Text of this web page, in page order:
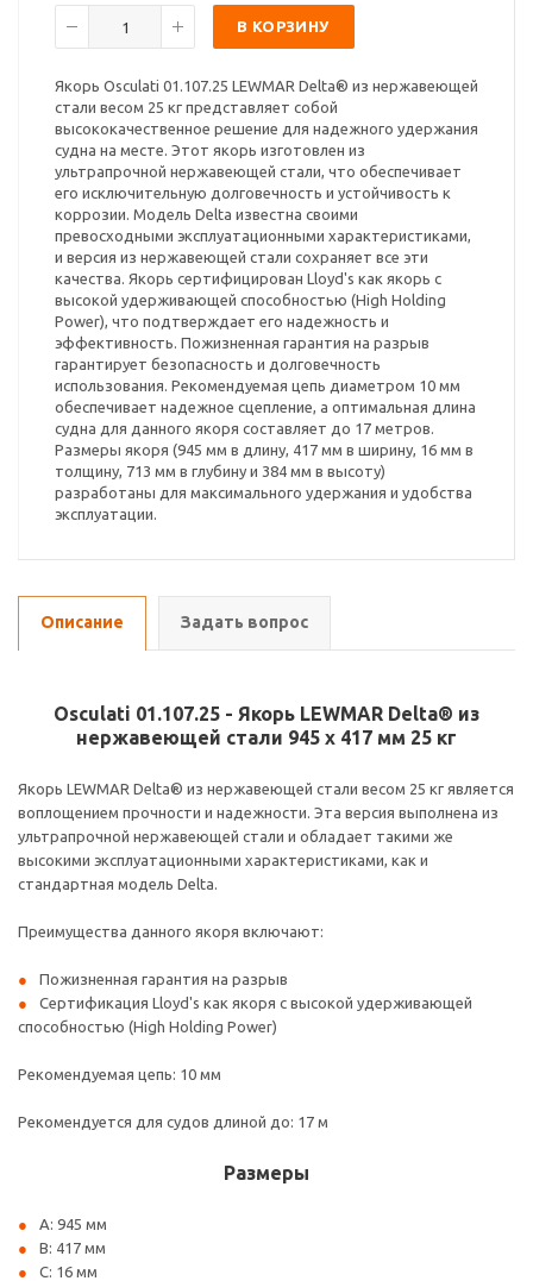
В КОРЗИНУ
Якорь Osculati 01.107.25 LEWMAR Delta® из нержавеющей
стали весом 25 кг представляет собой
высококачественное решение для надежного удержания
судна на месте. Этот якорь изготовлен из
ультрапрочной нержавеющей стали, что обеспечивает
его исключительную долговечность и устойчивость к
коррозии. Модель Delta известна своими
превосходными эксплуатационными характеристиками,
и версия из нержавеющей стали сохраняет все эти
качества. Якорь сертифицирован Lloyd's как якорь с
высокой удерживающей способностью (High Holding
Power), что подтверждает его надежность и
эффективность. Пожизненная гарантия на разрыв
гарантирует безопасность и долговечность
использования. Рекомендуемая цепь диаметром 10 мм
обеспечивает надежное сцепление, а оптимальная длина
судна для данного якоря составляет до 17 метров.
Размеры якоря (945 мм в длину, 417 мм в ширину, 16 мм в
толщину, 713 мм в глубину и 384 мм в высоту)
разработаны для максимального удержания и удобства
эксплуатации.
Описание Задать вопрос
Osculati 01.107.25 - Якорь LEWMAR Delta® из
нержавеющей стали 945 x 417 мм 25 кг
Якорь LEWMAR Delta® из нержавеющей стали весом 25 кг является
воплощением прочности и надежности. Эта версия выполнена из
ультрапрочной нержавеющей стали и обладает такими же
высокими эксплуатационными характеристиками, как и
стандартная модель Delta.
Преимущества данного якоря включают:
Пожизненная гарантия на разрыв
Сертификация Lloyd's как якоря с высокой удерживающей
способностью (High Holding Power)
Рекомендуемая цепь: 10 мм
Рекомендуется для судов длиной до: 17 м
Размеры
A: 945 мм
B: 417 мм
C: 16 мм